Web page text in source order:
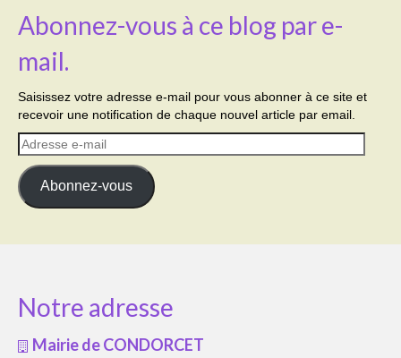
Abonnez-vous à ce blog par e-
mail.
Saisissez votre adresse e-mail pour vous abonner à ce site et
recevoir une notification de chaque nouvel article par email.
Adresse
e-
mail
Abonnez-vous
Notre adresse
Mairie de CONDORCET